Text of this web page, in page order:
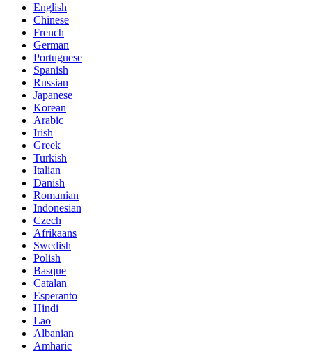
English
Chinese
French
German
Portuguese
Spanish
Russian
Japanese
Korean
Arabic
Irish
Greek
Turkish
Italian
Danish
Romanian
Indonesian
Czech
Afrikaans
Swedish
Polish
Basque
Catalan
Esperanto
Hindi
Lao
Albanian
Amharic